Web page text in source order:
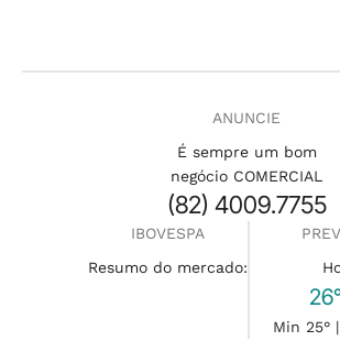
ANUNCIE
É sempre um bom
negócio COMERCIAL
(82) 4009.7755
IBOVESPA
Resumo do mercado:
Min 25°